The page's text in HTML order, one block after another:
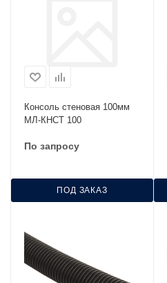
Консоль стеновая 100мм
МЛ-КНСТ 100
По запросу
ПОД ЗАКАЗ